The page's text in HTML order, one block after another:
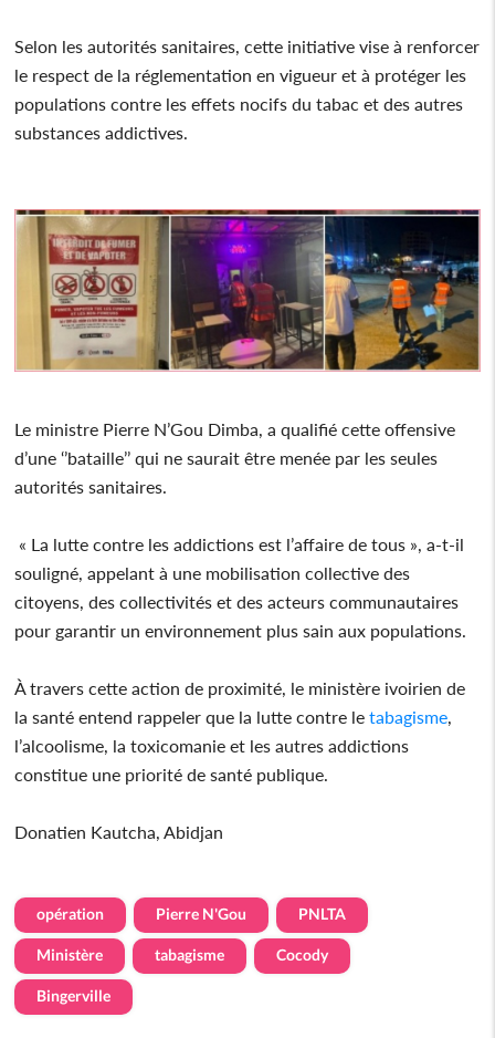
Selon les autorités sanitaires, cette initiative vise à renforcer
le respect de la réglementation en vigueur et à protéger les
populations contre les effets nocifs du tabac et des autres
substances addictives.
Le ministre Pierre N’Gou Dimba, a qualifié cette offensive
d’une ‘’bataille’’ qui ne saurait être menée par les seules
autorités sanitaires.
« La lutte contre les addictions est l’affaire de tous », a-t-il
souligné, appelant à une mobilisation collective des
citoyens, des collectivités et des acteurs communautaires
pour garantir un environnement plus sain aux populations.
À travers cette action de proximité, le ministère ivoirien de
la santé entend rappeler que la lutte contre letabagisme
l’alcoolisme, la toxicomanie et les autres addictions
constitue une priorité de santé publique.
Donatien Kautcha, Abidjan
opération Pierre N'Gou PNLTA
Ministère tabagisme Cocody
Bingerville